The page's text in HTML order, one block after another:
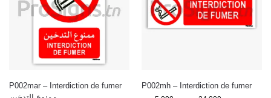
P002mar – Interdiction de fumer
P002mh – Interdiction de fumer